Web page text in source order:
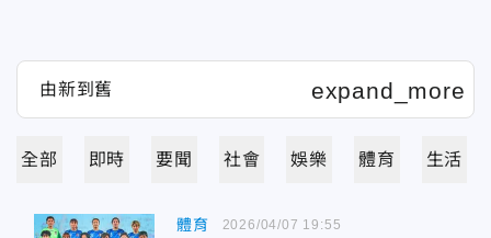
全部 即時 要聞 社會 娛樂 體育 生活
體育 2026/04/07 19:55